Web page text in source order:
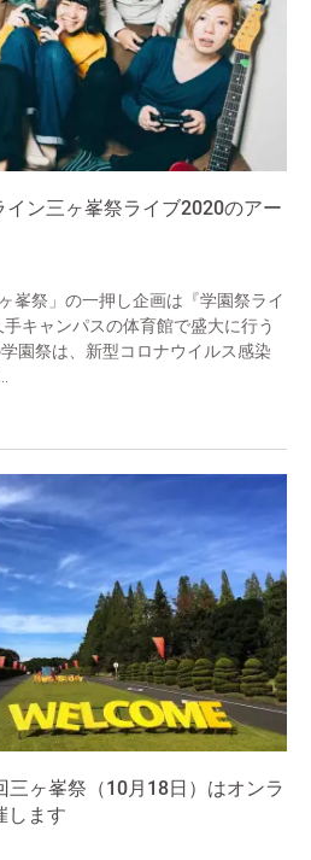
ン三ヶ峯祭ライブ2020のアー
峯祭」の一押し企画は『学園祭ライ
キャンパスの体育館で盛大に行う
園祭は、新型コロナウイルス感染
ヶ峯祭（10月18日）はオンラ
します